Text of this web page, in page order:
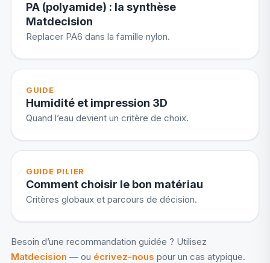
PA (polyamide) : la synthèse
Matdecision
Replacer PA6 dans la famille nylon.
GUIDE
Humidité et impression 3D
Quand l’eau devient un critère de choix.
GUIDE PILIER
Comment choisir le bon matériau
Critères globaux et parcours de décision.
Besoin d’une recommandation guidée ? Utilisez
Matdecision — ou écrivez-nous pour un cas atypique.